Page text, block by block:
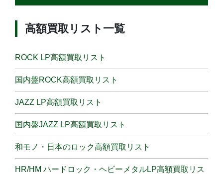
高額買取リスト一覧
ROCK LP高額買取リスト
国内盤ROCK高額買取リスト
JAZZ LP高額買取リスト
国内盤JAZZ LP高額買取リスト
和モノ・日本のロック高額買取リスト
HR/HM ハードロック・ヘビーメタルLP高額買取リス